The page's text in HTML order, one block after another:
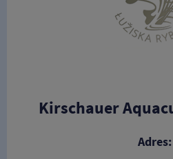
Kirschauer
Adres: